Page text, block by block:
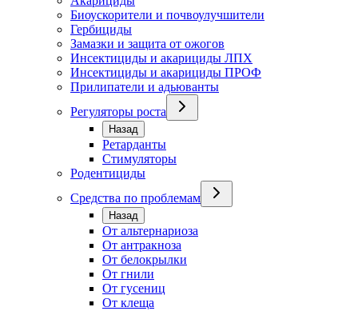
Биоускорители и почвоулучшители
Гербициды
Замазки и защита от ожогов
Инсектициды и акарициды ЛПХ
Инсектициды и акарициды ПРОФ
Прилипатели и адьюванты
Регуляторы роста
Назад
Ретарданты
Стимуляторы
Родентициды
Средства по проблемам
Назад
От альтернариоза
От антракноза
От белокрылки
От гнили
От гусениц
От клеща